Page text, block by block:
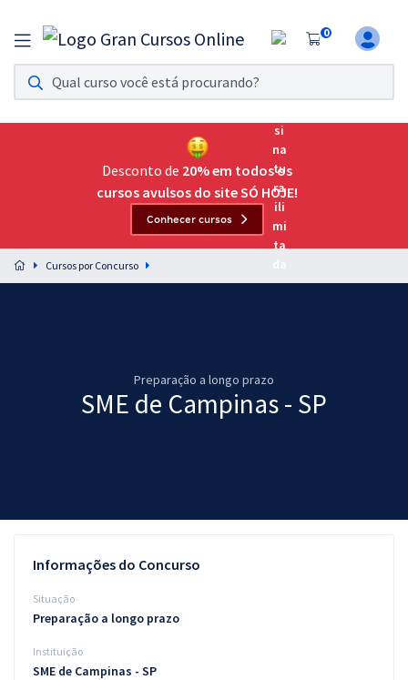
0
Assinatura Ilimitada 11
Acesso a todos os cursos. Teste grátis por 7 dias!
Assinatura OAB Até Passar
Acesso ilimitado a toda preparação para o Exame da
Preparação completa e intensiva para as principais
residências em saúde do Brasil
Questões grátis
Blog
Desconto de 20% em todos os
cursos avulsos do site SÓ HOJE!
Conhecer cursos
Cursos por Concurso
Preparação a longo prazo
SME de Campinas - SP
Informações do Concurso
Situação
Preparação a longo prazo
Instituição
SME de Campinas - SP